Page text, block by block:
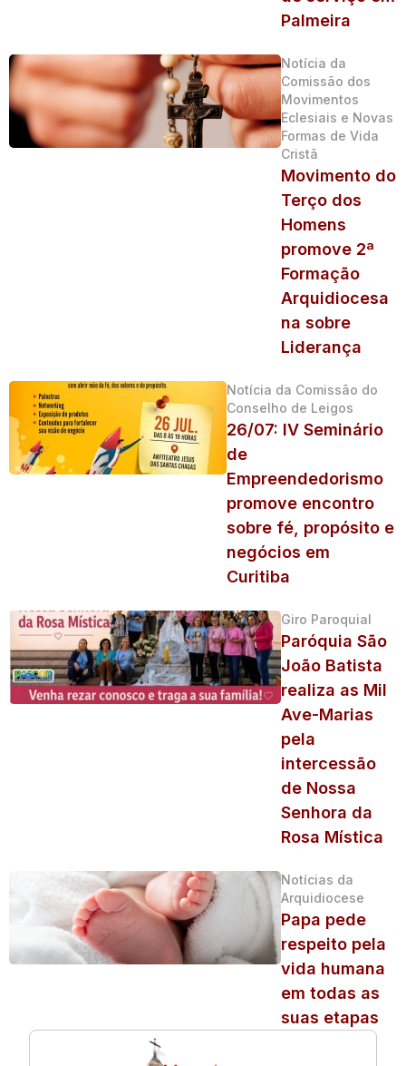
Palmeira
Notícia da
Comissão dos
Movimentos
Eclesiais e Novas
Formas de Vida
Cristã
Movimento do
Terço dos
Homens
promove 2ª
Formação
Arquidiocesa
na sobre
Liderança
Notícia da Comissão do
Conselho de Leigos
26/07: IV Seminário
de
Empreendedorismo
promove encontro
sobre fé, propósito e
negócios em
Curitiba
Giro Paroquial
Paróquia São
João Batista
realiza as Mil
Ave-Marias
pela
intercessão
de Nossa
Senhora da
Rosa Mística
Notícias da
Arquidiocese
Papa pede
respeito pela
vida humana
em todas as
suas etapas